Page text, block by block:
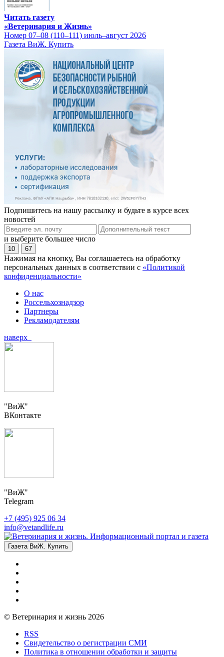
Читать газету
«Ветеринария и Жизнь»
Номер 07–08 (110–111) июль–август 2026
Газета ВиЖ. Купить
Подпишитесь на нашу рассылку и будьте в курсе всех
новостей
и выберите большее число
10 67
Нажимая на кнопку, Вы соглашаетесь на обработку
персональных данных в соответствии с «Политикой
конфиденциальности»
О нас
Россельхознадзор
Партнеры
Рекламодателям
наверх
"ВиЖ"
ВКонтакте
"ВиЖ"
Telegram
+7 (495) 925 06 34
info@vetandlife.ru
Газета ВиЖ. Купить
© Ветеринария и жизнь 2026
RSS
Свидетельство о регистрации СМИ
Политика в отношении обработки и защиты